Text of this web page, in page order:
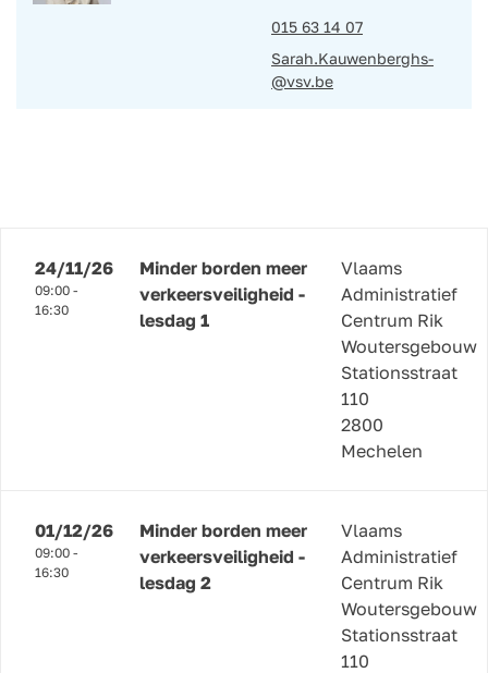
015 63 14 07
Sarah.Kauwenberghs­
@vsv.be
24/11/26
09:00 -
16:30
Minder borden meer
verkeersveiligheid -
lesdag 1
Vlaams
Administratief
Centrum Rik
Woutersgebouw
Stationsstraat
110
2800
Mechelen
01/12/26
09:00 -
16:30
Minder borden meer
verkeersveiligheid -
lesdag 2
Vlaams
Administratief
Centrum Rik
Woutersgebouw
Stationsstraat
110